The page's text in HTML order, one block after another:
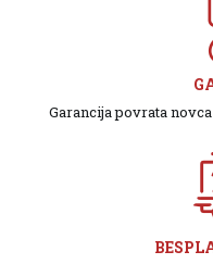
Garancija povrata